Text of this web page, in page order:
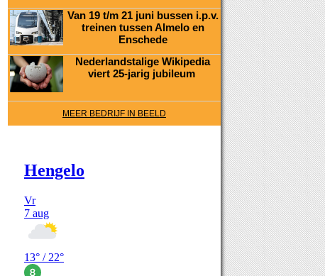
Van 19 t/m 21 juni bussen i.p.v.
treinen tussen Almelo en
Enschede
Nederlandstalige Wikipedia
viert 25-jarig jubileum
MEER BEDRIJF IN BEELD